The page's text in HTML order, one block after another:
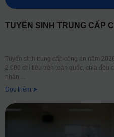
TUYỂN SINH TRUNG CẤP
Tuyển sinh trung cấp công an năm
2.000 chỉ tiêu trên toàn quốc, chia đều
nhân
Đọc thêm ➤